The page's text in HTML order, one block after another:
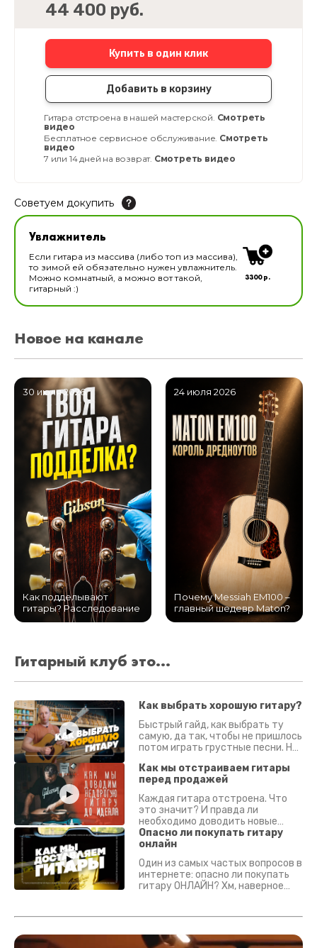
44 400 руб.
Купить в один клик
Добавить в корзину
Гитара отстроена в нашей мастерской. Смотреть
видео
Бесплатное сервисное обслуживание. Смотреть
видео
7 или 14 дней на возврат. Смотреть видео
Советуем докупить
Увлажнитель для музыкальных инструментов
В наличии
Увлажнитель
Если гитара из массива (либо топ из массива),
то зимой ей обязательно нужен увлажнитель.
Можно комнатный, а можно вот такой,
гитарный :)
3300 р.
Новое на канале
30 июля 2026
Как подделывают
гитары? Расследование
24 июля 2026
Почему Messiah EM100 –
главный шедевр Maton?
Гитарный клуб это...
Как выбрать хорошую гитару?
Быстрый гайд, как выбрать ту
самую, да так, чтобы не пришлось
потом играть грустные песни. На
Как мы отстраиваем гитары
перед продажей
Каждая гитара отстроена. Что
это значит? И правда ли
необходимо доводить новые
гитары? Если кратко - да.
Подробно - в видео :)
Опасно ли покупать гитару
онлайн
Один из самых частых вопросов в
интернете: опасно ли покупать
гитару ОНЛАЙН? Хм, наверное
застрахован. Случись что -